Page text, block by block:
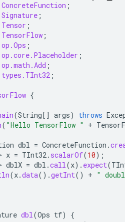
;
;
;
;
;
;
;
;
{
(String[] args) throws
( "Hello TensorFlow " +
dbl = ConcreteFunction .
x = TInt32. scalarOf(10);
dblX = dbl .call(x). expect(
(x.data().getInt() + "
dbl(Ops tf)
{